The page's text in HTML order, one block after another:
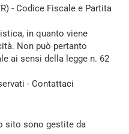
- Codice Fiscale e Partita
in quanto viene
Non può pertanto
ai sensi della legge n. 62
- Contattaci
sito sono gestite da